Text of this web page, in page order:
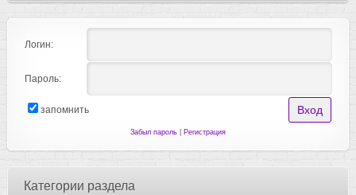
Логин:
Пароль:
запомнить
Забыл пароль| Регистрация
Категории раздела